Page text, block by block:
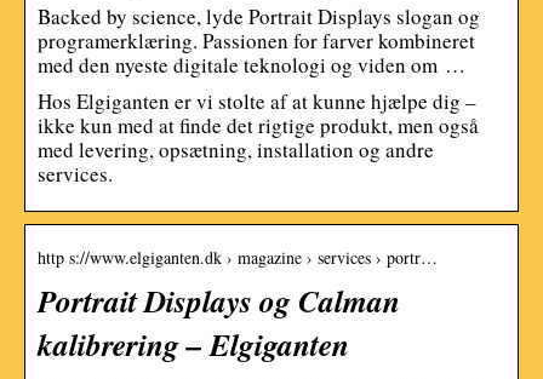
Backed by science, lyde Portrait Displays slogan og
programerklæring. Passionen for farver kombineret
med den nyeste digitale teknologi og viden om …
Hos Elgiganten er vi stolte af at kunne hjælpe dig –
ikke kun med at finde det rigtige produkt, men også
med levering, opsætning, installation og andre
services.
http s://www.elgiganten.dk › magazine › services › portr…
Portrait Displays og Calman
kalibrering – Elgiganten